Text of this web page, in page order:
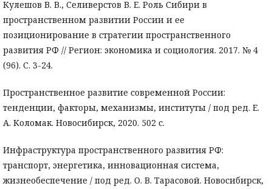
Кулешов В. В., Селиверстов В. Е. Роль Сибири в
пространственном развитии России и ее
позиционирование в стратегии пространственного
развития РФ // Регион: экономика и социология. 2017. № 4
(96). С. 3-24.
Пространственное развитие современной России:
тенденции, факторы, механизмы, институты / под ред. Е.
А. Коломак. Новосибирск, 2020. 502 с.
Инфраструктура пространственного развития РФ:
транспорт, энергетика, инновационная система,
жизнеобеспечение / под ред. О. В. Тарасовой. Новосибирск,